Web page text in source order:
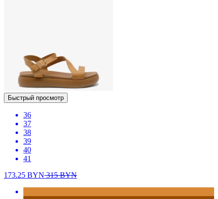
Быстрый просмотр
36
37
38
39
40
41
173.25 BYN315BYN